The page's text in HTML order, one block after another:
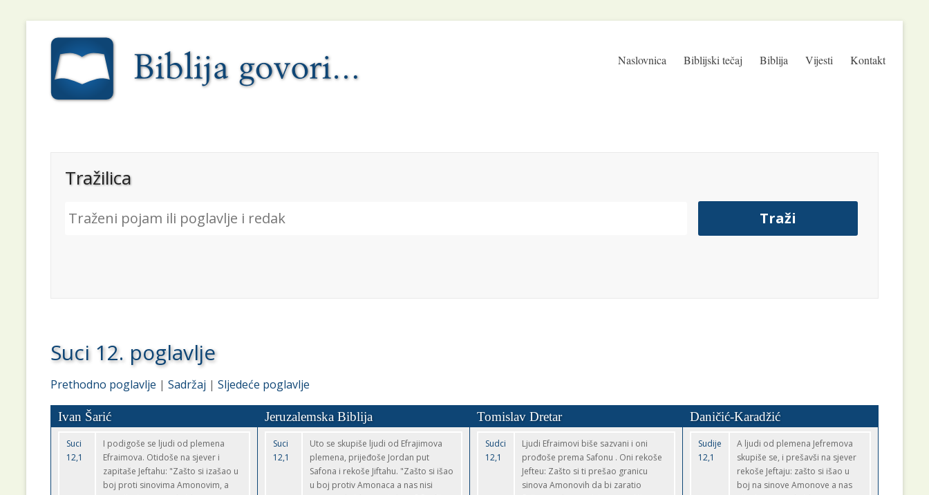
Naslovnica Biblijski tečaj Biblija Vijesti Kontakt
Tražilica
Suci 12. poglavlje
Prethodno poglavlje | Sadržaj | Sljedeće poglavlje
Ivan Šarić Jeruzalemska Biblija Tomislav Dretar Daničić-Karadžić
Suci
12,1
I podigoše se ljudi od plemena
Efraimova. Otidoše na sjever i
zapitaše Jeftahu: "Zašto si izašao u
boj proti sinovima Amonovim, a
Suci
12,1
Uto se skupiše ljudi od Efrajimova
plemena, prijeđoše Jordan put
Safona i rekoše Jiftahu. "Zašto si išao
u boj protiv Amonaca a nas nisi
Sudci
12,1
Ljudi Efraimovi biše sazvani i oni
prođoše prema Safonu . Oni rekoše
Jefteu: Zašto si ti prešao granicu
sinova Amonovih da bi zaratio
Sudije
12,1
A ljudi od plemena Jefremova
skupiše se, i prešavši na sjever
rekoše Jeftaju: zašto si išao u
boj na sinove Amonove a nas